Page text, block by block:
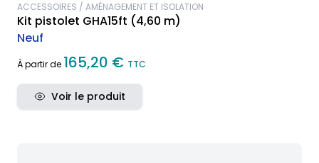
ACCESSOIRES / AMÉNAGEMENT ET ISOLATION
Kit pistolet GHA15ft (4,60 m)
Neuf
À partir de 165,20 € TTC
Voir le produit